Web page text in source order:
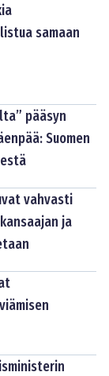
samaan
pääsyn
Suomen
vahvasti
ja